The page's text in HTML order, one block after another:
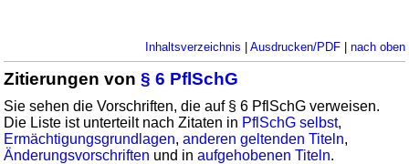
Inhaltsverzeichnis | Ausdrucken/PDF| nach oben
Zitierungen von§ 6 PflSchG
Sie sehen die Vorschriften, die auf § 6 PflSchG verweisen.
Die Liste ist unterteilt nach Zitaten in PflSchG selbst,
Ermächtigungsgrundlagen,anderen geltenden Titeln,
Änderungsvorschriften und inaufgehobenen Titeln.